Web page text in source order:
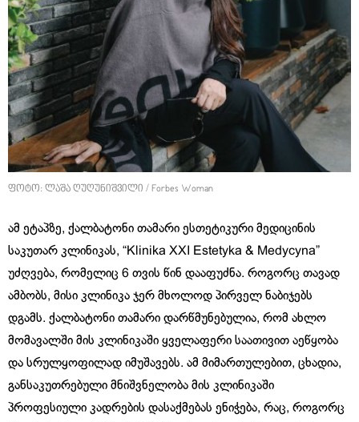
ფოტო: ლაშა ღუღუნიშვილი / Forbes Woman
ამ ეტაპზე, ქალბატონი თამარი ესთეტიკური მედიცინის
საკუთარ კლინიკას, “Klinika XXI Estetyka & Medycyna”
უძღვება, რომელიც 6 თვის წინ დააფუძნა. როგორც თავად
ამბობს, მისი კლინიკა ჯერ მხოლოდ პირველ ნაბიჯებს
დგამს. ქალბატონი თამარი დარწმუნებულია, რომ ახლო
მომავალში მის კლინიკაში ყველაფერი საათივით აეწყობა
და სრულყოფილად იმუშავებს. ამ მიმართულებით, ცხადია,
განსაკუთრებული მნიშვნელობა მის კლინიკაში
პროფესიული კადრების დასაქმებას ენიჭება, რაც, როგორც